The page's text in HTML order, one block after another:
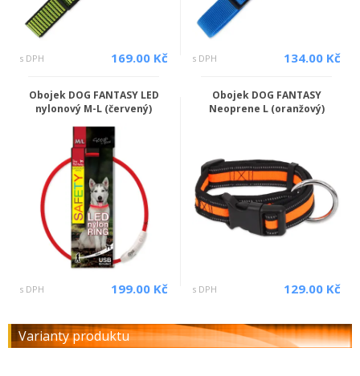
s DPH 169.00 Kč s DPH 134.00 Kč
Obojek DOG FANTASY LED
nylonový M-L (červený)
s DPH 199.00 Kč
Obojek DOG FANTASY
Neoprene L (oranžový)
s DPH 129.00 Kč
Varianty produktu